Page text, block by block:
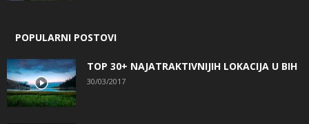
POPULARNI POSTOVI
TOP 30+ NAJATRAKTIVNIJIH LOKACIJA U BIH
30/03/2017